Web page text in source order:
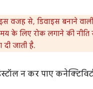
वजह से, डिवाइस बनाने वाली
के लिए रोक लगाने की नीति
जाती है.
न कर पाए